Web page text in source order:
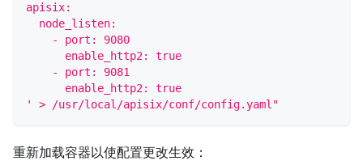
apisix:
  node_listen:
    - port: 9080
      enable_http2: true
    - port: 9081
      enable_http2: true
' > /usr/local/apisix/conf/config.yaml"
重新加载容器以使配置更改生效：